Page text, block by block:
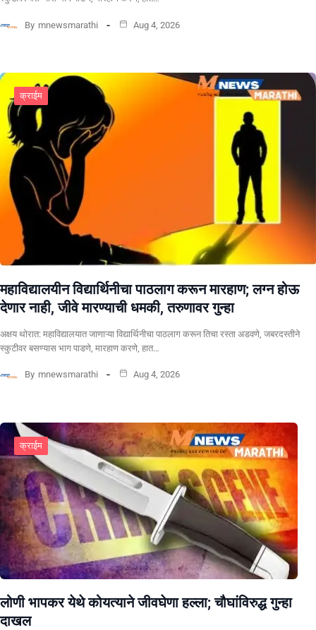
By mnewsmarathi Aug 4, 2026
क्राईम
महाविद्यालयीन विद्यार्थिनीचा पाठलाग करून मारहाण; लग्न होऊ
देणार नाही, जीवे मारण्याची धमकी, तरुणावर गुन्हा
अक्षय थोरात: महाविद्यालयात जाणाऱ्या विद्यार्थिनीचा पाठलाग करून तिचा रस्ता अडवणे, जबरदस्तीने
स्कुटीवर बसण्यास भाग पाडणे, मारहाण करणे, हात…
By mnewsmarathi Aug 4, 2026
क्राईम
लोणी भापकर येथे कोयत्याने जीवघेणा हल्ला; चौघांविरुद्ध गुन्हा
दाखल